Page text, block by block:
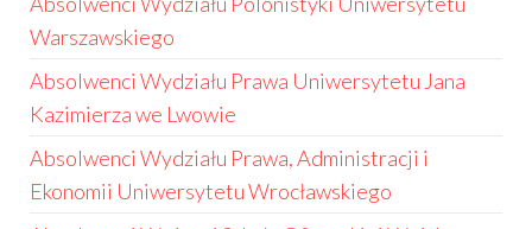
Warszawskiego
Absolwenci Wydziału Prawa Uniwersytetu Jana
Kazimierza we Lwowie
Absolwenci Wydziału Prawa, Administracji i
Ekonomii Uniwersytetu Wrocławskiego